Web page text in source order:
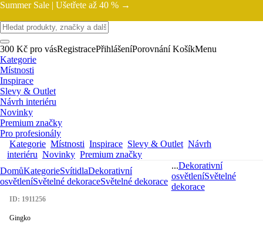
Summer Sale | Ušetřete až 40 % →
300 Kč pro vásRegistracePřihlášeníPorovnání KošíkMenu
Kategorie
Místnosti
Inspirace
Slevy & Outlet
Návrh interiéru
Novinky
Premium značky
Pro profesionály
Kategorie Místnosti Inspirace Slevy & Outlet Návrh
interiéru Novinky Premium značky
DomůKategorieSvítidlaDekorativní
osvětleníSvětelné dekoraceSvětelné dekorace
...Dekorativní
osvětleníSvětelné
dekorace
ID: 1911256
Gingko